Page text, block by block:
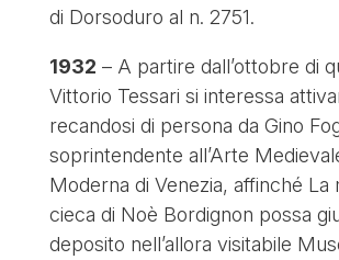
di Dorsoduro al n. 2751.
1932 – A partire dall’ottobre di
Vittorio Tessari si interessa
recandosi di persona da Gino
soprintendente all’Arte
Moderna di Venezia, affinché La
cieca di Noè Bordignon possa
deposito nell’allora visitabile